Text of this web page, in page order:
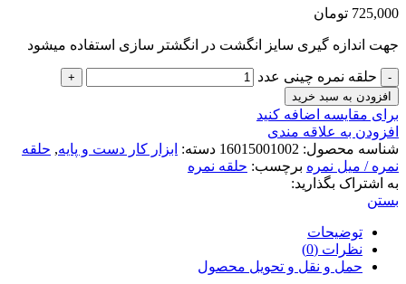
725,000 تومان
جهت اندازه گیری سایز انگشت در انگشتر سازی استفاده میشود
حلقه نمره چینی عدد
افزودن به سبد خرید
برای مقایسه اضافه کنید
افزودن به علاقه مندی
شناسه محصول: 16015001002 دسته: ابزار کار دست و پایه, حلقه
نمره / میل نمره برچسب: حلقه نمره
به اشتراک بگذارید:
بستن
توضیحات
نظرات (0)
حمل و نقل و تحویل محصول